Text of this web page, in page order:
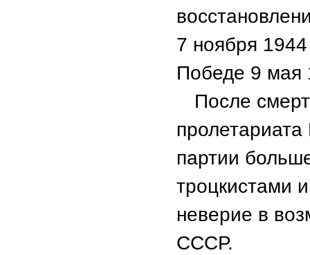
7 ноября
Победе 9 мая
После
партии
троцкистами
неверие в
СССР.